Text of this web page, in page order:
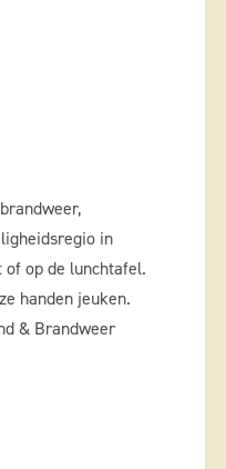
in
op de lunchtafel.
handen jeuken.
& Brandweer